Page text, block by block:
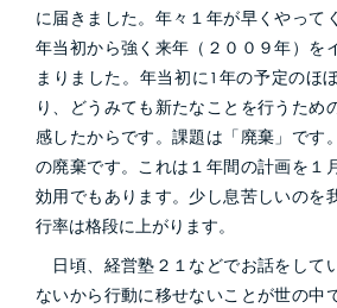
に届きました。年々１年が早くやって
年当初から強く来年（２００９年）を
まりました。年当初に1年の予定のほ
り、どうみても新たなことを行うため
感したからです。課題は「廃棄」です
の廃棄です。これは１年間の計画を１
効用でもあります。少し息苦しいのを
行率は格段に上がります。
日頃、経営塾２１などでお話をして
ないから行動に移せないことが世の中